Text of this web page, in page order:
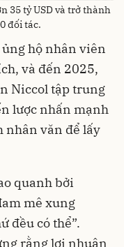
35 tỷ USD và trở thành
đối tác.
hộ nhân viên
và đến 2025,
Niccol tập trung
lược nhấn mạnh
nhân văn để lấy
quanh bởi
mê xung
đều có thể”.
rằng lợi nhuận